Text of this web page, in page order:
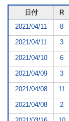
日付 R
2021/04/11
8
2021/04/11 3
2021/04/10 6
2021/04/09 3
2021/04/08 11
2021/04/08 2